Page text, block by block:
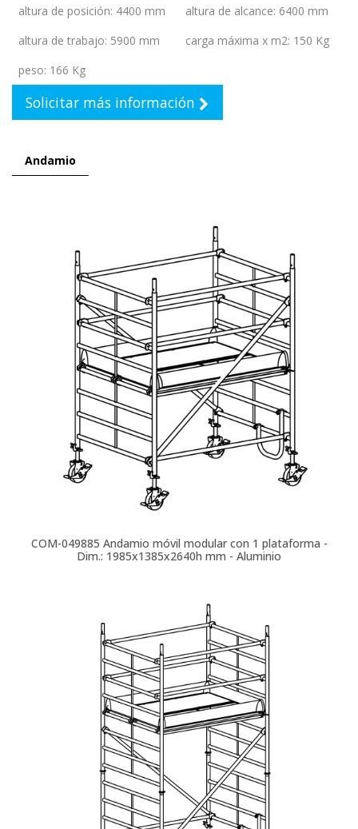
altura de posición: 4400 mm altura de alcance: 6400 mm
altura de trabajo: 5900 mm carga máxima x m2: 150 Kg
peso: 166 Kg
Solicitar más información
Andamio
COM-049885 Andamio móvil modular con 1 plataforma -
Dim.: 1985x1385x2640h mm - Aluminio